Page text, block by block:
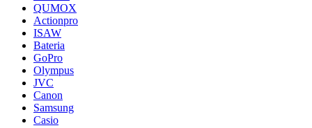
QUMOX
Actionpro
ISAW
Bateria
GoPro
Olympus
JVC
Canon
Samsung
Casio